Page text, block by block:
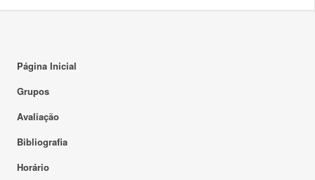
Página Inicial
Grupos
Avaliação
Bibliografia
Horário